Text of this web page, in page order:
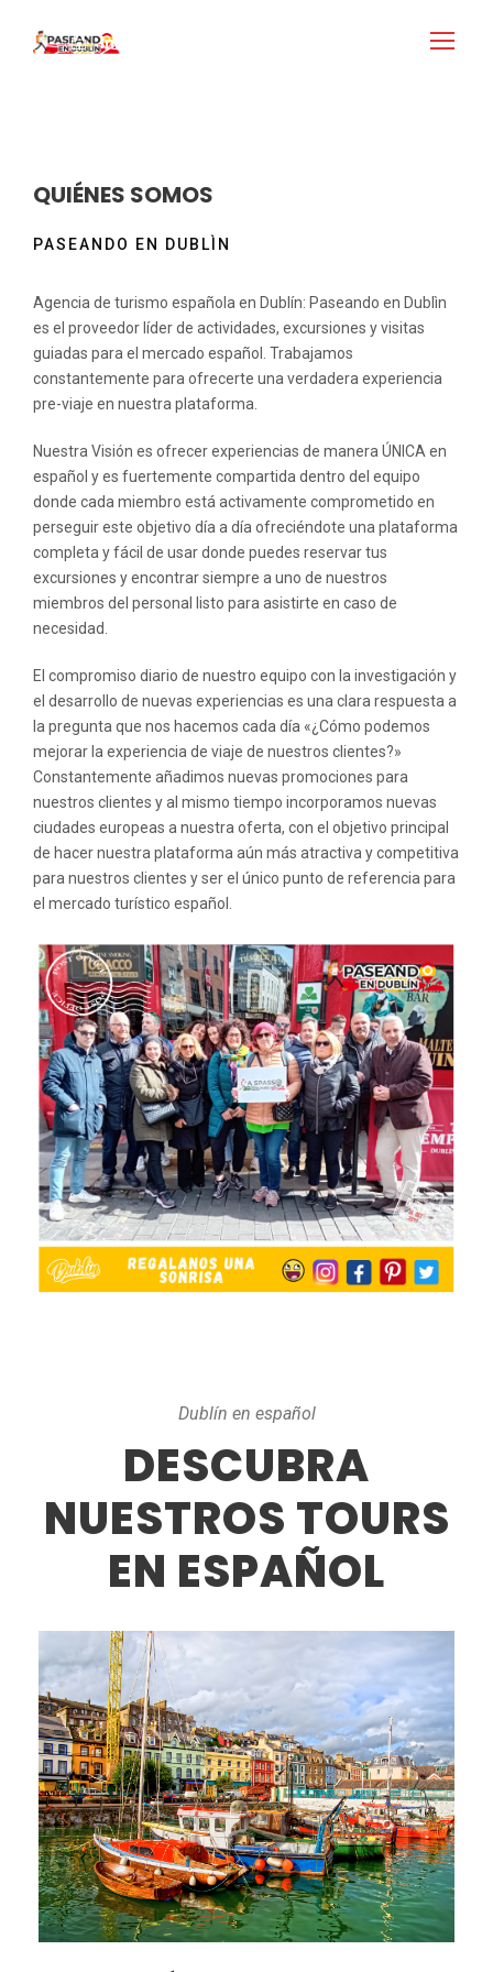
Inicio de sesión
QUIÉNES SOMOS
PASEANDO EN DUBLÌN
Agencia de turismo española en Dublín: Paseando en Dublìn
es el proveedor líder de actividades, excursiones y visitas
guiadas para el mercado español. Trabajamos
constantemente para ofrecerte una verdadera experiencia
pre-viaje en nuestra plataforma.
Nuestra Visión es ofrecer experiencias de manera ÚNICA en
español y es fuertemente compartida dentro del equipo
donde cada miembro está activamente comprometido en
perseguir este objetivo día a día ofreciéndote una plataforma
completa y fácil de usar donde puedes reservar tus
excursiones y encontrar siempre a uno de nuestros
miembros del personal listo para asistirte en caso de
necesidad.
El compromiso diario de nuestro equipo con la investigación y
el desarrollo de nuevas experiencias es una clara respuesta a
la pregunta que nos hacemos cada día «¿Cómo podemos
mejorar la experiencia de viaje de nuestros clientes?»
Constantemente añadimos nuevas promociones para
nuestros clientes y al mismo tiempo incorporamos nuevas
ciudades europeas a nuestra oferta, con el objetivo principal
de hacer nuestra plataforma aún más atractiva y competitiva
para nuestros clientes y ser el único punto de referencia para
el mercado turístico español.
Dublín en español
DESCUBRA
NUESTROS TOURS
EN ESPAÑOL